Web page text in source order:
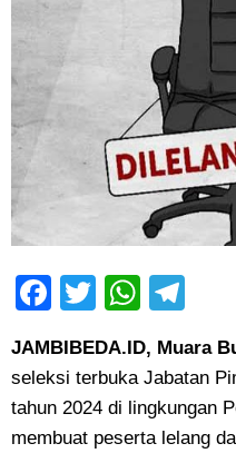
Facebook
Twitter
JAMBIBEDA.ID, Muara
seleksi terbuka Jabatan
tahun 2024 di lingkungan
membuat peserta lelang